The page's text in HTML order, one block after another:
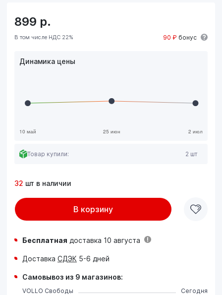
899 р.
В том числе НДС 22% 90 ₽ бонус
Динамика цены
Товар купили: 2 шт
32 шт в наличии
В корзину
Бесплатная доставка 10 августа
Доставка СДЭК 5-6 дней
Самовывоз из 9 магазинов:
VOLLO Свободы
Сегодня